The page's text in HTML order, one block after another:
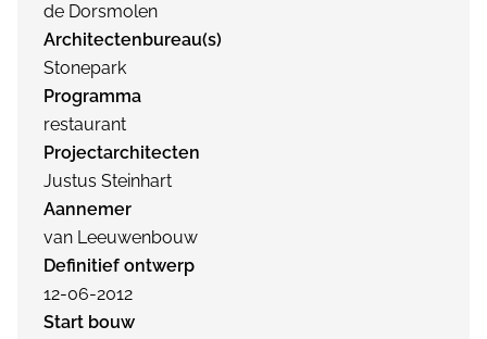
de Dorsmolen
Architectenbureau(s)
Stonepark
Programma
restaurant
Projectarchitecten
Justus Steinhart
Aannemer
van Leeuwenbouw
Definitief ontwerp
12-06-2012
Start bouw